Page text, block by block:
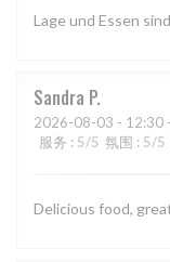
Lage und Essen
Sandra P
2026-08-03 - 12:30
服务 : 5/5 氛围 : 5/5
Delicious food,